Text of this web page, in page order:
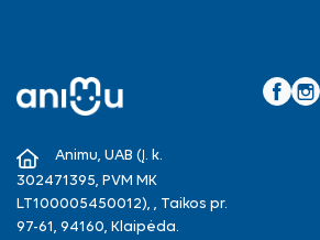
Animu, UAB (Į. k.
302471395, PVM MK
LT100005450012), , Taikos pr.
97-61, 94160, Klaipėda.